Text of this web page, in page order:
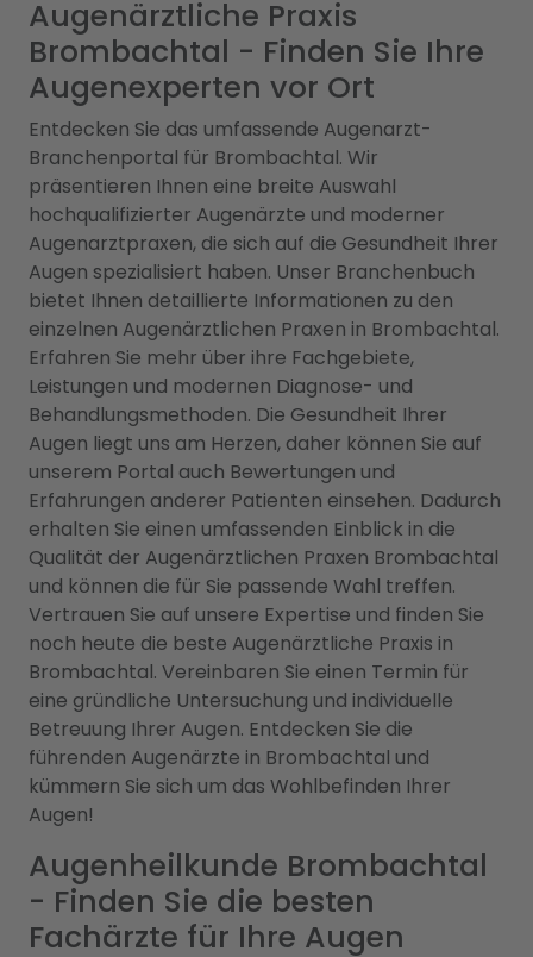
Augenärztliche Praxis
Brombachtal - Finden Sie Ihre
Augenexperten vor Ort
Entdecken Sie das umfassende Augenarzt-
Branchenportal für Brombachtal. Wir
präsentieren Ihnen eine breite Auswahl
hochqualifizierter Augenärzte und moderner
Augenarztpraxen, die sich auf die Gesundheit Ihrer
Augen spezialisiert haben. Unser Branchenbuch
bietet Ihnen detaillierte Informationen zu den
einzelnen Augenärztlichen Praxen in Brombachtal.
Erfahren Sie mehr über ihre Fachgebiete,
Leistungen und modernen Diagnose- und
Behandlungsmethoden. Die Gesundheit Ihrer
Augen liegt uns am Herzen, daher können Sie auf
unserem Portal auch Bewertungen und
Erfahrungen anderer Patienten einsehen. Dadurch
erhalten Sie einen umfassenden Einblick in die
Qualität der Augenärztlichen Praxen Brombachtal
und können die für Sie passende Wahl treffen.
Vertrauen Sie auf unsere Expertise und finden Sie
noch heute die beste Augenärztliche Praxis in
Brombachtal. Vereinbaren Sie einen Termin für
eine gründliche Untersuchung und individuelle
Betreuung Ihrer Augen. Entdecken Sie die
führenden Augenärzte in Brombachtal und
kümmern Sie sich um das Wohlbefinden Ihrer
Augen!
Augenheilkunde Brombachtal
- Finden Sie die besten
Fachärzte für Ihre Augen